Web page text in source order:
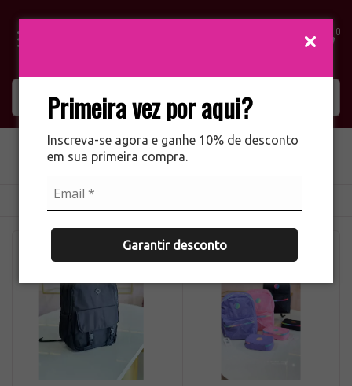
Primeira vez por aqui?
Inscreva-se agora e ganhe 10% de desconto
em sua primeira compra.
Garantir desconto
0
MOCHILAS
Início MOCHILAS breadcrumbs.mochilas-infantil
Ordenar